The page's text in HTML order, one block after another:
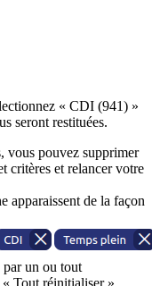
« CDI (941) »
seront restituées.
vous pouvez supprimer
critères et relancer votre
apparaissent de la façon
un ou tout
Tout réinitialiser ».